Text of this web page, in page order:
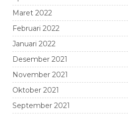
Maret 2022
Februari 2022
Januari 2022
Desember 2021
November 2021
Oktober 2021
September 2021